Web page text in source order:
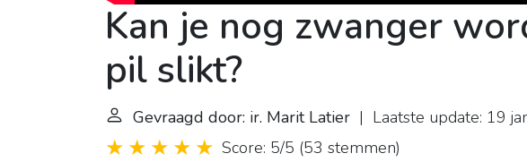
Kan je nog zwanger
pil slikt?
Gevraagd door: ir. Marit Latier | Laatste update: 19
Score: 5/5 (53 stemmen)